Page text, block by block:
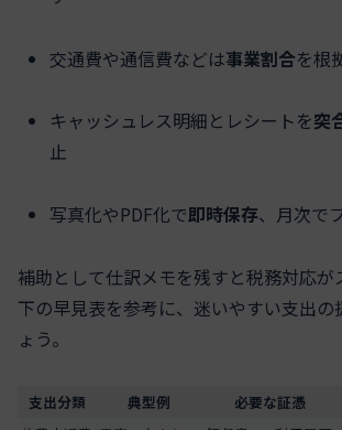
交通費や通信費などは事業割合を根
キャッシュレス明細とレシートを突
止
写真化やPDF化で即時保存、月次で
補助として仕訳メモを残すと税務対応が
下の早見表を参考に、迷いやすい支出の
ょう。
支出分類 典型例 必要な証憑